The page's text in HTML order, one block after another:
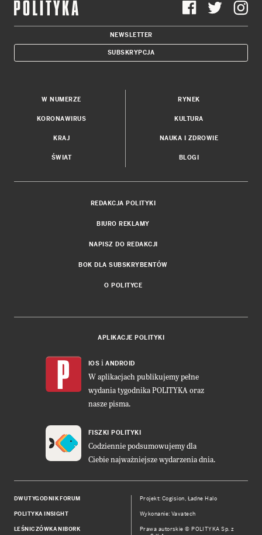
NEWSLETTER
SUBSKRYPCJA
W NUMERZE
KORONAWIRUS
KRAJ
ŚWIAT
RYNEK
KULTURA
NAUKA I ZDROWIE
BLOGI
REDAKCJA POLITYKI
BIURO REKLAMY
NAPISZ DO REDAKCJI
BOK DLA SUBSKRYBENTÓW
O POLITYCE
APLIKACJE POLITYKI
IOS i ANDROID
W aplikacjach publikujemy pełne
wydania tygodnika POLITYKA oraz
nasze pisma.
FISZKI POLITYKI
Codziennie podsumowujemy dla
Ciebie najważniejsze wydarzenia dnia.
DWUTYGODNIK FORUM
POLITYKA INSIGHT
LEŚNICZÓWKA NIBORK
Projekt:Cogision, Ładne Halo
Wykonanie: Vavatech
Prawa autorskie © POLITYKA Sp. z